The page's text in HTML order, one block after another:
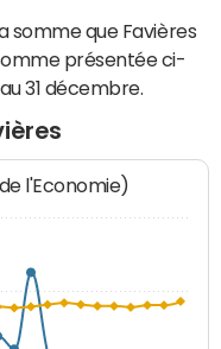
somme que Favières
présentée ci-
31 décembre.
l'Economie)